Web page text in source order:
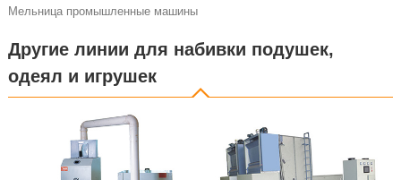
Мельница промышленные машины
Другие линии для набивки подушек,
одеял и игрушек